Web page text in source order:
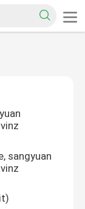
sangyuan